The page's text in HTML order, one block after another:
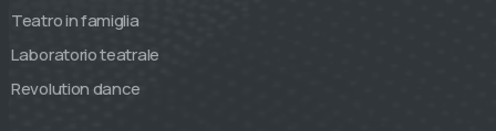
Teatro in famiglia
Laboratorio teatrale
Revolution dance